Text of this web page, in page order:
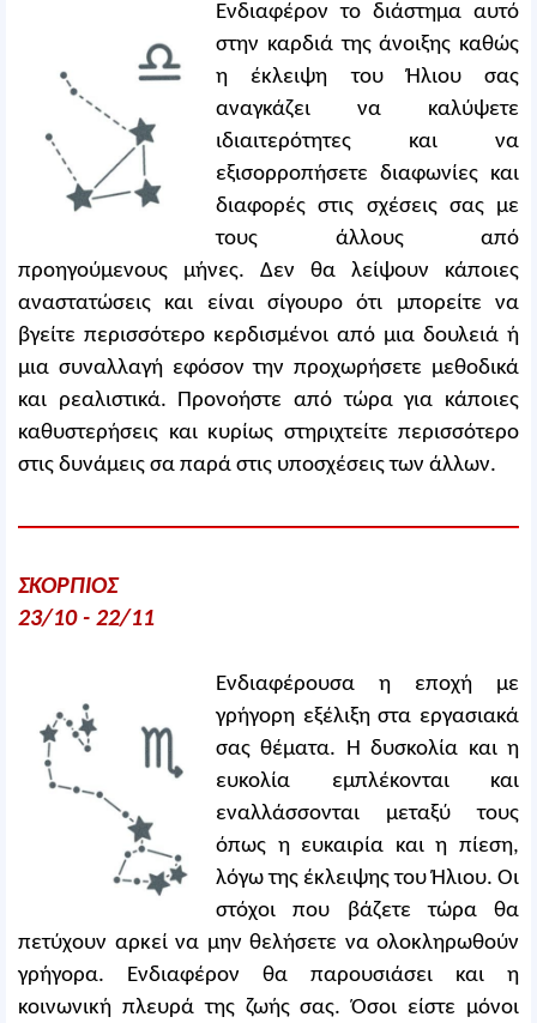
Ενδιαφέρον το διάστημα αυτό
στην καρδιά της άνοιξης καθώς
η έκλειψη του Ήλιου σας
αναγκάζει να καλύψετε
ιδιαιτερότητες και να
εξισορροπήσετε διαφωνίες και
διαφορές στις σχέσεις σας με
τους άλλους από
προηγούμενους μήνες. Δεν θα λείψουν κάποιες
αναστατώσεις και είναι σίγουρο ότι μπορείτε να
βγείτε περισσότερο κερδισμένοι από μια δουλειά ή
μια συναλλαγή εφόσον την προχωρήσετε μεθοδικά
και ρεαλιστικά. Προνοήστε από τώρα για κάποιες
καθυστερήσεις και κυρίως στηριχτείτε περισσότερο
στις δυνάμεις σα παρά στις υποσχέσεις των άλλων.
ΣΚΟΡΠΙΟΣ
23/10 - 22/11
Ενδιαφέρουσα η εποχή με
γρήγορη εξέλιξη στα εργασιακά
σας θέματα. Η δυσκολία και η
ευκολία εμπλέκονται και
εναλλάσσονται μεταξύ τους
όπως η ευκαιρία και η πίεση,
λόγω της έκλειψης του Ήλιου. Οι
στόχοι που βάζετε τώρα θα
πετύχουν αρκεί να μην θελήσετε να ολοκληρωθούν
γρήγορα. Ενδιαφέρον θα παρουσιάσει και η
κοινωνική πλευρά της ζωής σας. Όσοι είστε μόνοι